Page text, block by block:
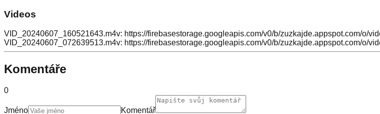
Videos
VID_20240607_160521643.m4v: https://firebasestorage.googleapis.com/v0/b/zuzkajde.appspot.com/o/
VID_20240607_072639513.m4v: https://firebasestorage.googleapis.com/v0/b/zuzkajde.appspot.com/o/
Komentáře
0
Jméno Komentář